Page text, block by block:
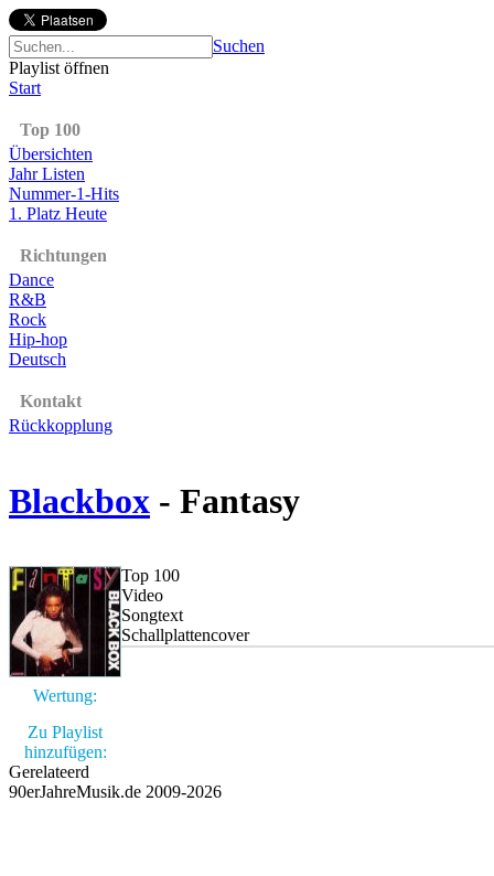
Suchen
Playlist öffnen
Start
Top 100
Übersichten
Jahr Listen
Nummer-1-Hits
1. Platz Heute
Richtungen
Dance
R&B
Rock
Hip-hop
Deutsch
Kontakt
Rückkopplung
Blackbox - Fantasy
Wertung:
Zu Playlist
hinzufügen:
Top 100
Video
Songtext
Schallplattencover
Gerelateerd
90erJahreMusik.de 2009-2026